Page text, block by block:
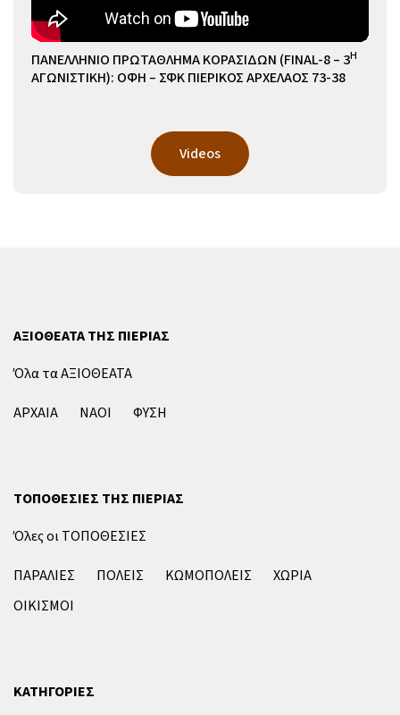
ΠΑΝΕΛΛΗΝΙΟ ΠΡΩΤΑΘΛΗΜΑ ΚΟΡΑΣΙΔΩΝ (FINAL-8 – 3Η
ΑΓΩΝΙΣΤΙΚΗ): ΟΦΗ – ΣΦΚ ΠΙΕΡΙΚΟΣ ΑΡΧΕΛΑΟΣ 73-38
Videos
ΑΞΙΟΘΕΑΤΑ ΤΗΣ ΠΙΕΡΙΑΣ
Όλα τα ΑΞΙΟΘΕΑΤΑ
ΑΡΧΑΙΑ
ΝΑΟΙ ΦΥΣΗ
ΤΟΠΟΘΕΣΙΕΣ ΤΗΣ ΠΙΕΡΙΑΣ
Όλες οι ΤΟΠΟΘΕΣΙΕΣ
ΠΑΡΑΛΙΕΣ
ΠΟΛΕΙΣ ΚΩΜΟΠΟΛΕΙΣ
ΧΩΡΙΑ
ΟΙΚΙΣΜΟΙ
ΚΑΤΗΓΟΡΙΕΣ